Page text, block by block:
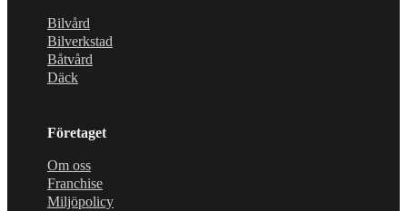
Bilvård
Bilverkstad
Båtvård
Däck
Företaget
Om oss
Franchise
Miljöpolicy